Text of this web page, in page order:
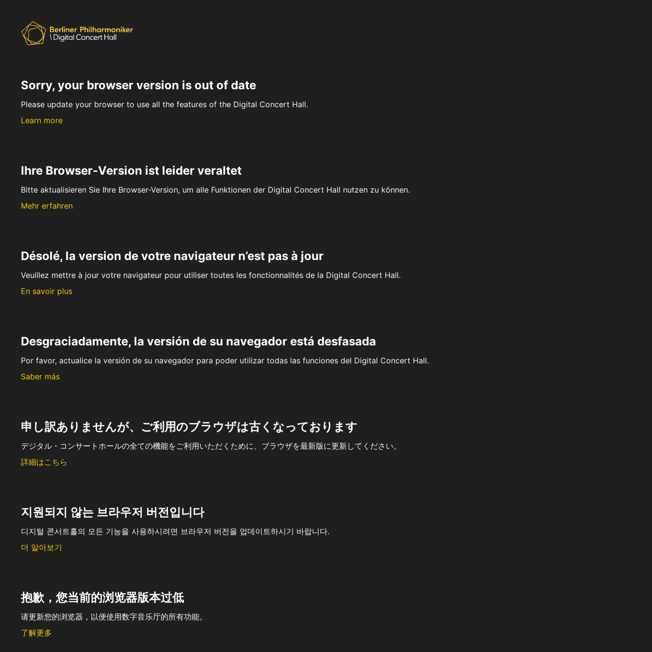
Sorry, your browser version is out of date
Please update your browser to use all the features of the Digital Concert Hall.
Learn more
Ihre Browser-Version ist leider veraltet
Bitte aktualisieren Sie Ihre Browser-Version, um alle Funktionen der Digital Concert Hall nutzen zu können.
Mehr erfahren
Désolé, la version de votre navigateur n’est pas à jour
Veuillez mettre à jour votre navigateur pour utiliser toutes les fonctionnalités de la Digital Concert Hall.
En savoir plus
Desgraciadamente, la versión de su navegador está desfasada
Por favor, actualice la versión de su navegador para poder utilizar todas las funciones del Digital Concert Hall.
Saber más
申し訳ありませんが、ご利用のブラウザは古くなっております
デジタル・コンサートホールの全ての機能をご利用いただくために、ブラウザを最新版に更新してください。
詳細はこちら
지원되지 않는 브라우저 버전입니다
디지털 콘서트홀의 모든 기능을 사용하시려면 브라우저 버전을 업데이트하시기 바랍니다.
더 알아보기
抱歉，您当前的浏览器版本过低
请更新您的浏览器，以便使用数字音乐厅的所有功能。
了解更多